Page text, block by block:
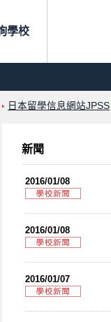
學校
日本留學信息網站JPSS
新聞
2016/01/08
2016/01/08
2016/01/07